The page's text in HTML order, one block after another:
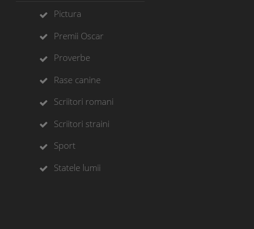
Pictura
Premii Oscar
Proverbe
Rase canine
Scriitori romani
Scriitori straini
Sport
Statele lumii